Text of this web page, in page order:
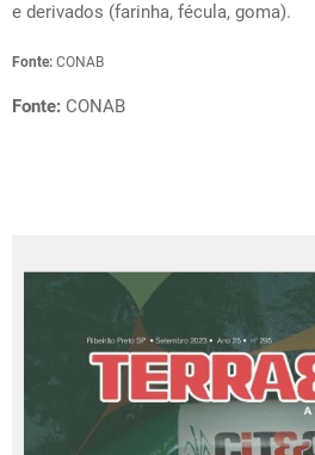
e derivados (farinha, fécula, goma).
Fonte: CONAB
Fonte: CONAB